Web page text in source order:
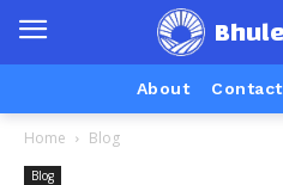
About Contact
Home Blog
Blog